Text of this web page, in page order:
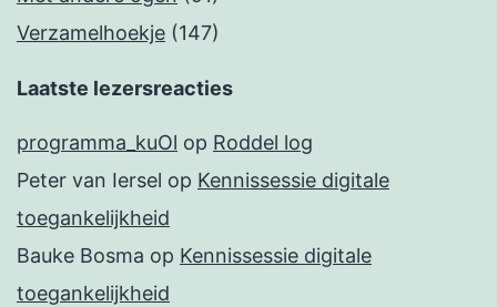
Verzamelhoekje (147)
Laatste lezersreacties
programma_kuOl op Roddel log
Peter van Iersel op Kennissessie digitale
toegankelijkheid
Bauke Bosma op Kennissessie digitale
toegankelijkheid